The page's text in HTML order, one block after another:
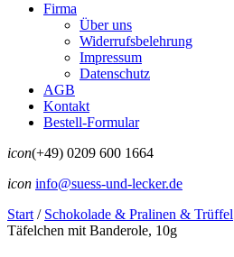
Firma
Über uns
Widerrufsbelehrung
Impressum
Datenschutz
AGB
Kontakt
Bestell-Formular
icon(+49) 0209 600 1664
icon info@suess-und-lecker.de
Start / Schokolade & Pralinen & Trüffel
Täfelchen mit Banderole, 10g